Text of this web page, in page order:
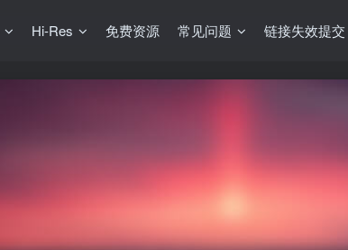
Hi-Res 免费资源 常见问题 链接失效提交